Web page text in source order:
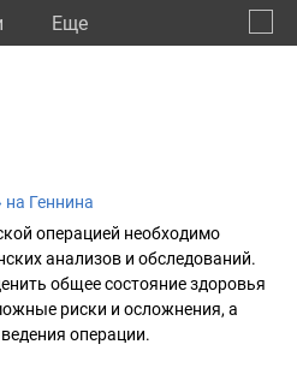
Eще
Геннина
операцией необходимо
анализов и обследований.
общее состояние здоровья
риски и осложнения, а
операции.